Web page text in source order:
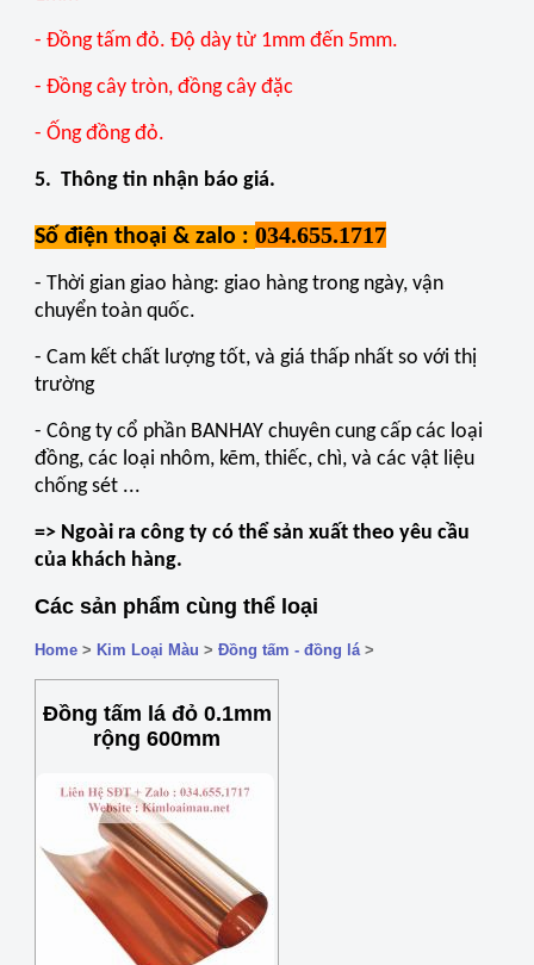
- Đồng tấm đỏ. Độ dày từ 1mm đến 5mm.
- Đồng cây tròn, đồng cây đặc
- Ống đồng đỏ.
5. Thông tin nhận báo giá.
Số điện thoại & zalo : 034.655.1717
- Thời gian giao hàng: giao hàng trong ngày, vận
chuyển toàn quốc.
- Cam kết chất lượng tốt, và giá thấp nhất so với thị
trường
- Công ty cổ phần BANHAY chuyên cung cấp các loại
đồng, các loại nhôm, kẽm, thiếc, chì, và các vật liệu
chống sét ...
=> Ngoài ra công ty có thể sản xuất theo yêu cầu
của khách hàng.
Các sản phẩm cùng thể loại
Home > Kim Loại Màu > Đồng tấm - đồng lá >
Đồng tấm lá đỏ 0.1mm
rộng 600mm